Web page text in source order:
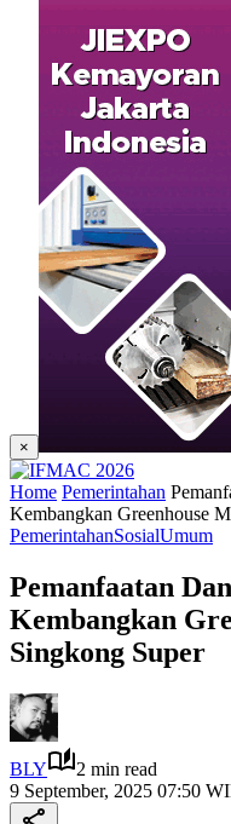
×
Home Pemerintahan
Kembangkan Greenhouse
PemerintahanSosialUmum
Pemanfaatan
Kembangkan
Singkong Super
BLY
2 min read
9 September, 2025 07:50